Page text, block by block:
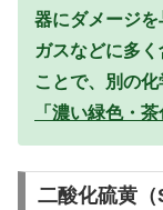
器にダメージ
ガスなどに多
ことで、別の化
「濃い緑色・
二酸化硫黄